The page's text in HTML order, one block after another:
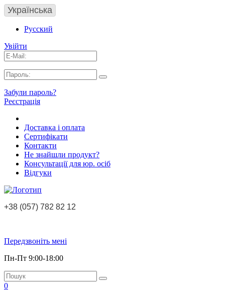
Українська
Русский
Увійти
Забули пароль?
Реєстрація
Доставка і оплата
Сертифікати
Контакти
Не знайшли продукт?
Консультації для юр. осіб
Відгуки
+38 (057) 782 82 12
Передзвоніть мені
Пн-Пт 9:00-18:00
0